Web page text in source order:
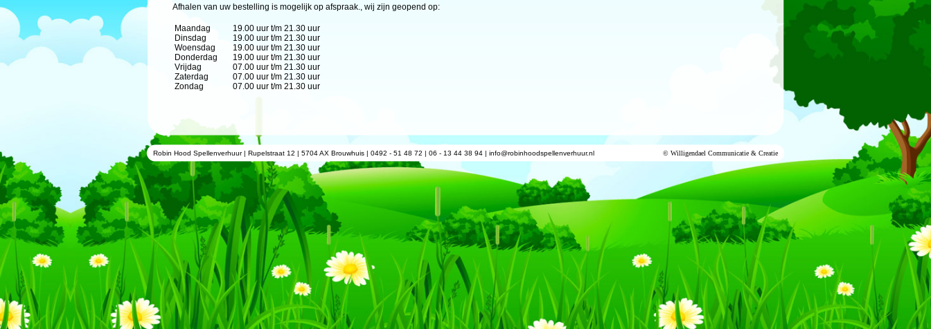
Afhalen van uw bestelling is mogelijk op afspraak., wij zijn geopend op:
Maandag
Dinsdag
Woensdag
Donderdag
Vrijdag
Zaterdag
Zondag
19.00 uur t/m 21.30 uur
19.00 uur t/m 21.30 uur
19.00 uur t/m 21.30 uur
19.00 uur t/m 21.30 uur
07.00 uur t/m 21.30 uur
07.00 uur t/m 21.30 uur
07.00 uur t/m 21.30 uur
Robin Hood Spellenverhuur | Rupelstraat 12 | 5704 AX Brouwhuis | 0492 - 51 48 72 | 06 - 13 44 38 94 | info@robinhoodspellenverhuur.nl © Willigendael Communicatie & Creatie